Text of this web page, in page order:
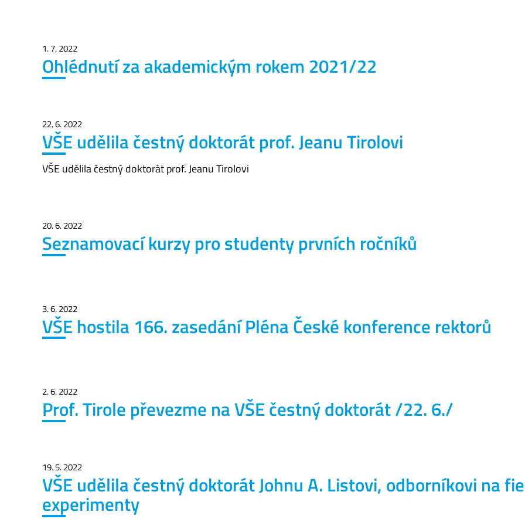
1. 7. 2022
Ohlédnutí za akademickým rokem 2021/22
22. 6. 2022
VŠE udělila čestný doktorát prof. Jeanu Tirolovi
VŠE udělila čestný doktorát prof. Jeanu Tirolovi
20. 6. 2022
Seznamovací kurzy pro studenty prvních ročníků
3. 6. 2022
VŠE hostila 166. zasedání Pléna České konference rektorů
2. 6. 2022
Prof. Tirole převezme na VŠE čestný doktorát /22. 6./
19. 5. 2022
VŠE udělila čestný doktorát Johnu A. Listovi, odborníkovi na
experimenty